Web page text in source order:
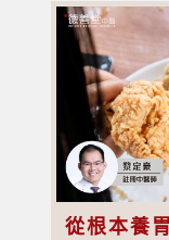
從根本養